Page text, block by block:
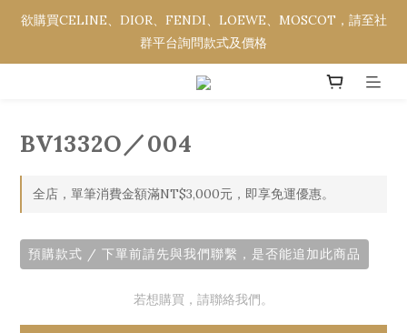
欲購買CELINE、DIOR、FENDI、LOEWE、MOSCOT，請至社
群平台詢問款式及價格
欲購買CELINE、DIOR、FENDI、LOEWE、MOSCOT，請至社
群平台詢問款式及價格
全館消費金額滿NT$3,000，即享免運優惠。
欲購買CELINE、DIOR、FENDI、LOEWE、MOSCOT，請至社
BV1332O／004
全店，單筆消費金額滿NT$3,000元，即享免運優惠。
預購款式 / 下單前請先與我們聯繫，是否能追加此商品
若想購買，請聯絡我們。